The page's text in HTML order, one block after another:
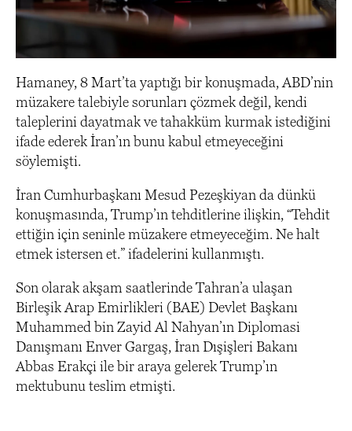
Hamaney, 8 Mart’ta yaptığı bir konuşmada, ABD’nin
müzakere talebiyle sorunları çözmek değil, kendi
taleplerini dayatmak ve tahakküm kurmak istediğini
ifade ederek İran’ın bunu kabul etmeyeceğini
söylemişti.
İran Cumhurbaşkanı Mesud Pezeşkiyan da dünkü
konuşmasında, Trump’ın tehditlerine ilişkin, “Tehdit
ettiğin için seninle müzakere etmeyeceğim. Ne halt
etmek istersen et.” ifadelerini kullanmıştı.
Son olarak akşam saatlerinde Tahran’a ulaşan
Birleşik Arap Emirlikleri (BAE) Devlet Başkanı
Muhammed bin Zayid Al Nahyan’ın Diplomasi
Danışmanı Enver Gargaş, İran Dışişleri Bakanı
Abbas Erakçi ile bir araya gelerek Trump’ın
mektubunu teslim etmişti.